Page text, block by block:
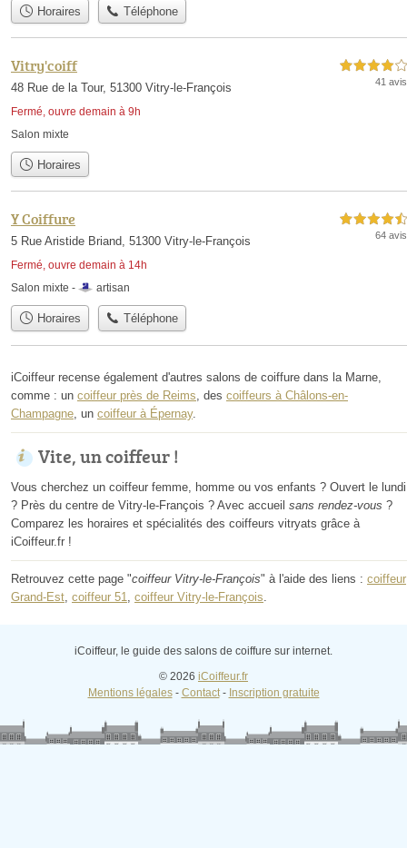
Horaires Téléphone
Vitry'coiff
48 Rue de la Tour, 51300 Vitry-le-François
Fermé, ouvre demain à 9h
4,0 étoiles sur 5
41 avis
Salon mixte
Horaires
Y Coiffure
5 Rue Aristide Briand, 51300 Vitry-le-François
Fermé, ouvre demain à 14h
4,5 étoiles sur 5
64 avis
Salon mixte - artisan
Horaires Téléphone
iCoiffeur recense également d'autres salons de coiffure dans la Marne,
comme : un coiffeur près de Reims , des coiffeurs à Châlons-en-
Champagne , un coiffeur à Épernay.
Vite, un coiffeur !
Vous cherchez un coiffeur femme, homme ou vos enfants ? Ouvert le lundi
? Près du centre de Vitry-le-François ? Avec accueil sans rendez-vous ?
Comparez les horaires et spécialités des coiffeurs vitryats grâce à
iCoiffeur.fr !
Retrouvez cette page "coiffeur Vitry-le-François" à l'aide des liens : coiffeur
Grand-Est coiffeur 51 coiffeur Vitry-le-François
iCoiffeur, le guide des salons de coiffure sur internet.
© 2026 iCoiffeur.fr
Mentions légales- Contact- Inscription gratuite